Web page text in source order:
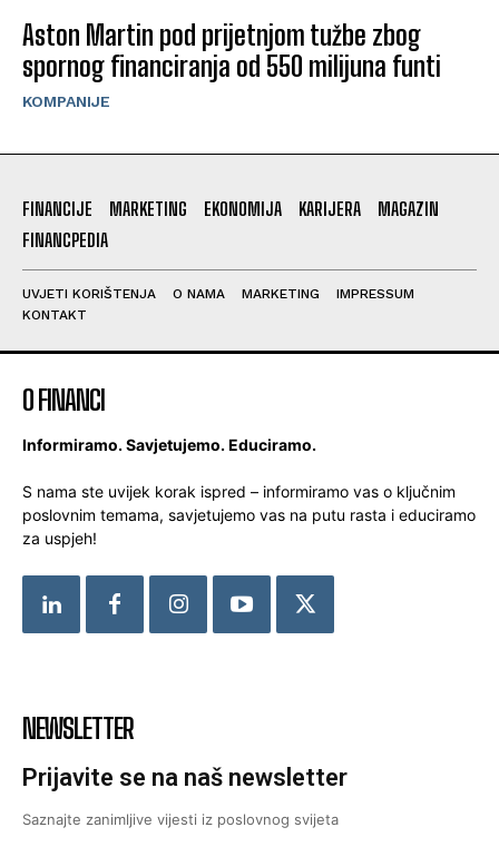
Aston Martin pod prijetnjom tužbe zbog
spornog financiranja od 550 milijuna funti
KOMPANIJE
FINANCIJE MARKETING EKONOMIJA KARIJERA
MAGAZIN
FINANCPEDIA
UVJETI KORIŠTENJA O NAMA MARKETING
IMPRESSUM
KONTAKT
O FINANCI
Informiramo. Savjetujemo. Educiramo.
S nama ste uvijek korak ispred – informiramo vas o ključnim
poslovnim temama, savjetujemo vas na putu rasta i educiramo
za uspjeh!
NEWSLETTER
Prijavite se na naš newsletter
Saznajte zanimljive vijesti iz poslovnog svijeta